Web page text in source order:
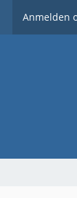
Anmelden